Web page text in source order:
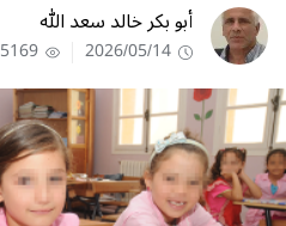
أبو بكر خالد سعد الله
2026/05/14
5169